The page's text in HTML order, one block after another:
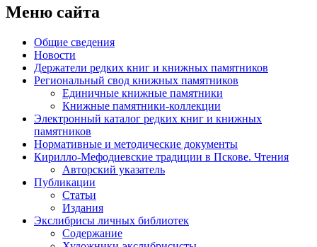
Меню сайта
Общие сведения
Новости
Держатели редких книг и книжных памятников
Региональный свод книжных памятников
Единичные книжные памятники
Книжные памятники-коллекции
Электронный каталог редких книг и книжных
памятников
Нормативные и методические документы
Кирилло-Мефодиевские традиции в Пскове. Чтения
Авторский указатель
Публикации
Статьи
Издания
Экслибрисы личных библиотек
Содержание